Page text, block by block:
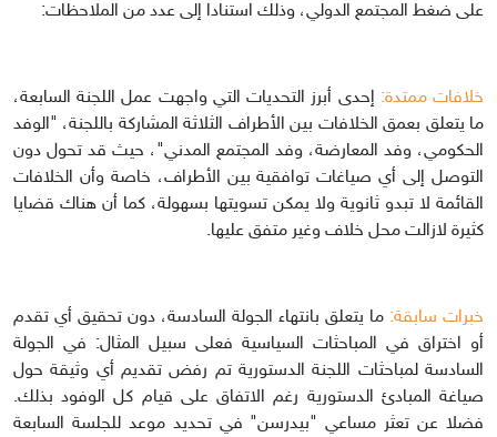
على ضغط المجتمع الدولي، وذلك استنادا إلى عدد من الملاحظات:
خلافات ممتدة: إحدى أبرز التحديات التي واجهت عمل اللجنة السابعة،
ما يتعلق بعمق الخلافات بين الأطراف الثلاثة المشاركة باللجنة، "الوفد
الحكومي، وفد المعارضة، وفد المجتمع المدني"، حيث قد تحول دون
التوصل إلى أي صياغات توافقية بين الأطراف، خاصة وأن الخلافات
القائمة لا تبدو ثانوية ولا يمكن تسويتها بسهولة، كما أن هناك قضايا
كثيرة لازالت محل خلاف وغير متفق عليها.
خبرات سابقة: ما يتعلق بانتهاء الجولة السادسة، دون تحقيق أي تقدم
أو اختراق في المباحثات السياسية فعلى سبيل المثال: في الجولة
السادسة لمباحثات اللجنة الدستورية تم رفض تقديم أي وثيقة حول
صياغة المبادئ الدستورية رغم الاتفاق على قيام كل الوفود بذلك.
فضلا عن تعثر مساعي "بيدرسن" في تحديد موعد للجلسة السابعة